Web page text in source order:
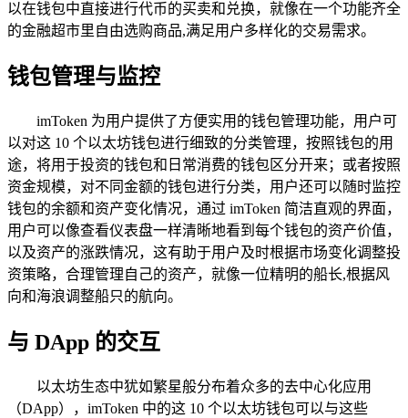
以在钱包中直接进行代币的买卖和兑换，就像在一个功能齐全
的金融超市里自由选购商品,满足用户多样化的交易需求。
钱包管理与监控
imToken 为用户提供了方便实用的钱包管理功能，用户可
以对这 10 个以太坊钱包进行细致的分类管理，按照钱包的用
途，将用于投资的钱包和日常消费的钱包区分开来；或者按照
资金规模，对不同金额的钱包进行分类，用户还可以随时监控
钱包的余额和资产变化情况，通过 imToken 简洁直观的界面，
用户可以像查看仪表盘一样清晰地看到每个钱包的资产价值，
以及资产的涨跌情况，这有助于用户及时根据市场变化调整投
资策略，合理管理自己的资产，就像一位精明的船长,根据风
向和海浪调整船只的航向。
与 DApp 的交互
以太坊生态中犹如繁星般分布着众多的去中心化应用
（DApp），imToken 中的这 10 个以太坊钱包可以与这些